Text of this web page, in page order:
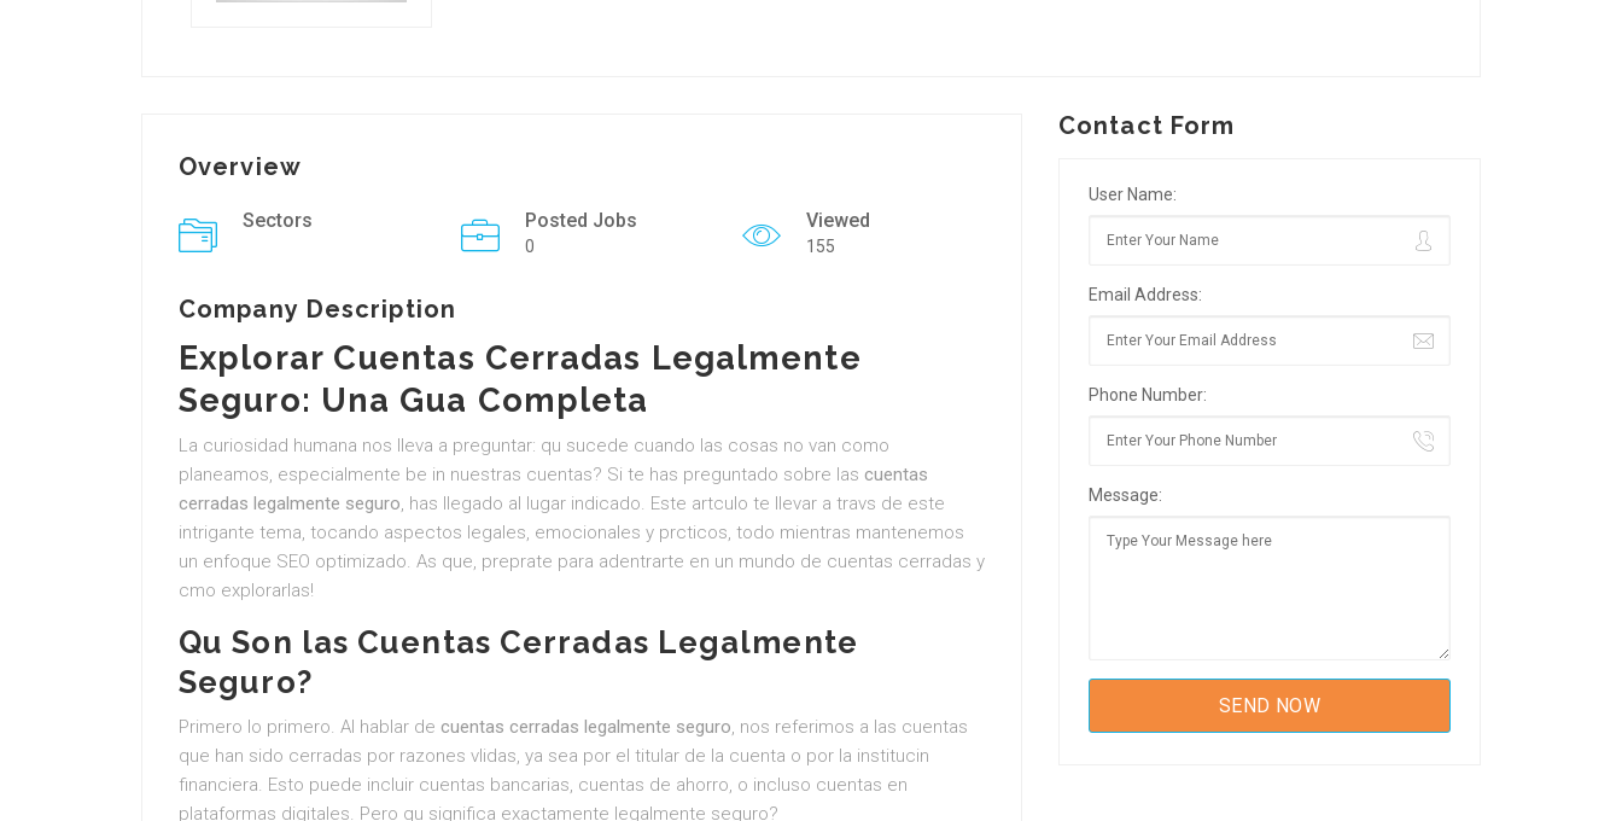
Overview
Sectors Posted Jobs
0
Viewed
155
Company Description
Explorar Cuentas Cerradas Legalmente
Seguro: Una Gua Completa
La curiosidad humana nos lleva a preguntar: qu sucede cuando las cosas no van como
planeamos, especialmente be in nuestras cuentas? Si te has preguntado sobre las cuentas
cerradas legalmente seguro, has llegado al lugar indicado. Este artculo te llevar a travs de este
intrigante tema, tocando aspectos legales, emocionales y prcticos, todo mientras mantenemos
un enfoque SEO optimizado. As que, preprate para adentrarte en un mundo de cuentas cerradas y
cmo explorarlas!
Qu Son las Cuentas Cerradas Legalmente
Seguro?
Primero lo primero. Al hablar de cuentas cerradas legalmente seguro, nos referimos a las cuentas
que han sido cerradas por razones vlidas, ya sea por el titular de la cuenta o por la institucin
financiera. Esto puede incluir cuentas bancarias, cuentas de ahorro, o incluso cuentas en
plataformas digitales. Pero qu significa exactamente legalmente seguro?
Contact Form
User Name:
Email Address:
Phone Number:
Message: